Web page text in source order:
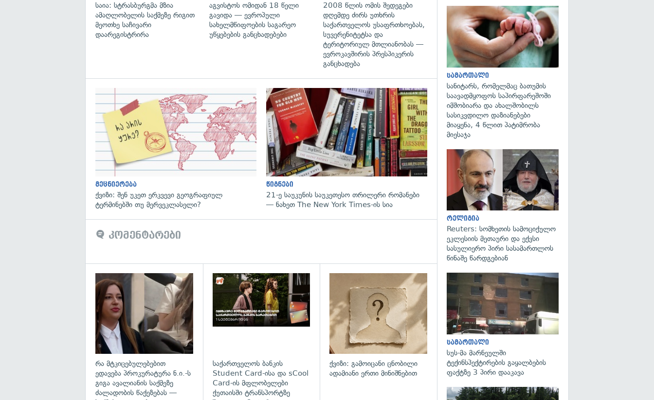
საია: სტრასბურგმა მზია
ამაღლობელის საქმეზე რიგით
მეოთხე საჩივარი
დაარეგისტრირა
აგვისტოს ომიდან 18 წელი
გავიდა — ევროპული
სახელმწიფოების საგარეო
უწყებების განცხადებები
2008 წლის ომის შედეგები
დღემდე ძირს უთხრის
საქართველოს უსაფრთხოებას,
სუვერენიტეტსა და
ტერიტორიულ მთლიანობას —
ევროკავშირის პრესპიკერის
განცხადება
მეცნიერება
ქვიზი: შენ უკეთ ერკვევი გეოგრაფიულ
ტერმინებში თუ მერვეკლასელი?
გადახედვა
წიგნები
21-ე საუკუნის საუკეთესო თრილერი რომანები
— ნახეთ The New York Times-ის სია
კომენტარები
გადახედვა
რა მტკიცებულებებით
ედავება პროკურატურა ნ.ი.-ს
გიგა ავალიანის საქმეზე
ძალადობის წაქეზებას —
საქართველოს ბანკის
Student Card-ისა და sCool
Card-ის მფლობელები
ქუთაისში ტრანსპორტზე
ქვიზი: გამოიცანი ცნობილი
ადამიანი ერთი მინიშნებით
სამართალი
სანიტარს, რომელმაც ბათუმის
საავადმყოფოს საპირფარეშოში
იმშობიარა და ახალშობილს
სასიკვდილო დაზიანებები
მიაყენა, 4 წლით პატიმრობა
მიესაჯა
რელიგია
Reuters: სომხეთის სამოციქულო
ეკლესიის მეთაური და ექვსი
სასულიერო პირი სასამართლოს
წინაშე წარდგებიან
სამართალი
სუს-მა მარნეულში
ტექინსპექტირების გაყალბების
ფაქტზე 3 პირი დააკავა